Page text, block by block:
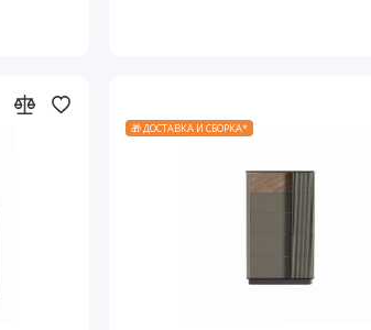
🎁 ДОСТАВКА И СБОРКА*